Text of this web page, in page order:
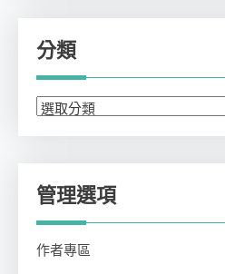
分類
分
管理選項
作者專區